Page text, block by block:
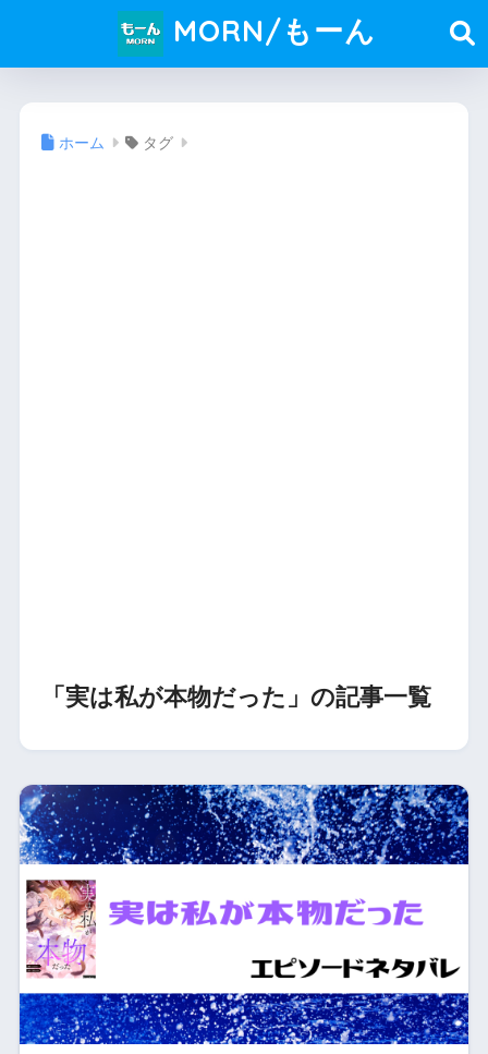
MORN/もーん
ホーム タグ
「実は私が本物だった」の記事一覧